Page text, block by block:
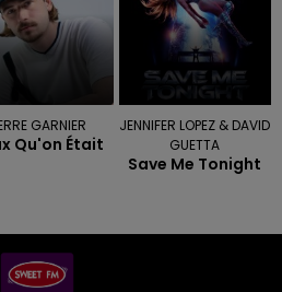
GARNIER
Qu'on Était
JENNIFER LOPEZ & DAVID
GUETTA
Save Me Tonight